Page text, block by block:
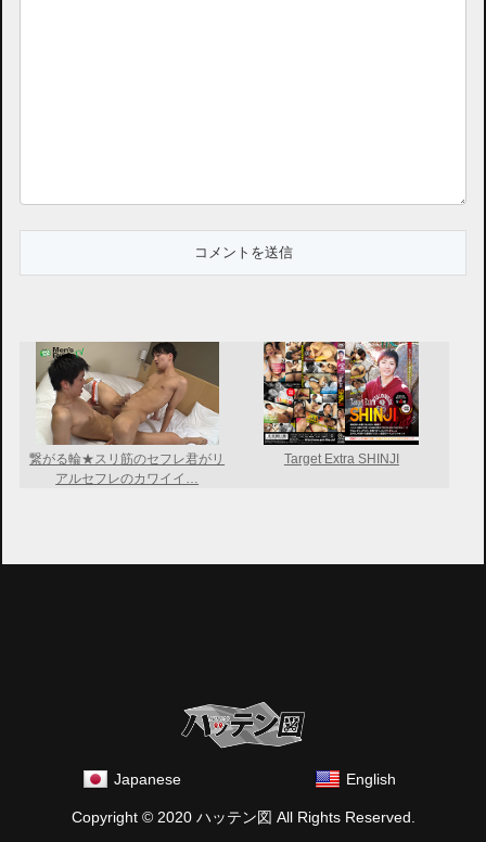
繋がる輪★スリ筋のセフレ君がリ
アルセフレのカワイイ…
Target Extra SHINJI
Japanese English
Copyright © 2020 ハッテン図 All Rights Reserved.